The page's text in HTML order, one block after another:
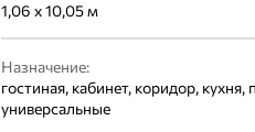
1,06 x 10,05 м
Назначение:
гостиная, кабинет, коридор,
универсальные